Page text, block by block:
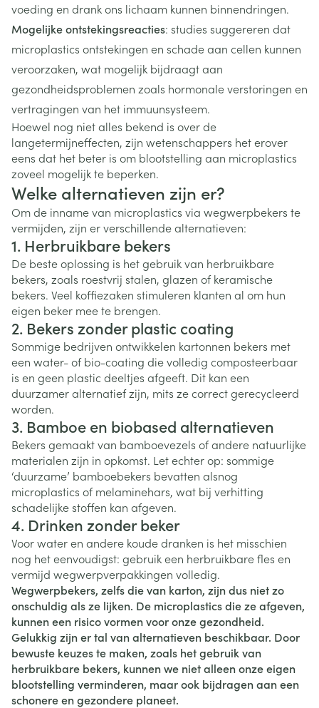
voeding en drank ons lichaam kunnen binnendringen.
Mogelijke ontstekingsreacties: studies suggereren dat
microplastics ontstekingen en schade aan cellen kunnen
veroorzaken, wat mogelijk bijdraagt aan
gezondheidsproblemen zoals hormonale verstoringen en
vertragingen van het immuunsysteem.
Hoewel nog niet alles bekend is over de
langetermijneffecten, zijn wetenschappers het erover
eens dat het beter is om blootstelling aan microplastics
zoveel mogelijk te beperken.
Welke alternatieven zijn er?
Om de inname van microplastics via wegwerpbekers te
vermijden, zijn er verschillende alternatieven:
1. Herbruikbare bekers
De beste oplossing is het gebruik van herbruikbare
bekers, zoals roestvrij stalen, glazen of keramische
bekers. Veel koffiezaken stimuleren klanten al om hun
eigen beker mee te brengen.
2. Bekers zonder plastic coating
Sommige bedrijven ontwikkelen kartonnen bekers met
een water- of bio-coating die volledig composteerbaar
is en geen plastic deeltjes afgeeft. Dit kan een
duurzamer alternatief zijn, mits ze correct gerecycleerd
worden.
3. Bamboe en biobased alternatieven
Bekers gemaakt van bamboevezels of andere natuurlijke
materialen zijn in opkomst. Let echter op: sommige
‘duurzame’ bamboebekers bevatten alsnog
microplastics of melaminehars, wat bij verhitting
schadelijke stoffen kan afgeven.
4. Drinken zonder beker
Voor water en andere koude dranken is het misschien
nog het eenvoudigst: gebruik een herbruikbare fles en
vermijd wegwerpverpakkingen volledig.
Wegwerpbekers, zelfs die van karton, zijn dus niet zo
onschuldig als ze lijken. De microplastics die ze afgeven,
kunnen een risico vormen voor onze gezondheid.
Gelukkig zijn er tal van alternatieven beschikbaar. Door
bewuste keuzes te maken, zoals het gebruik van
herbruikbare bekers, kunnen we niet alleen onze eigen
blootstelling verminderen, maar ook bijdragen aan een
schonere en gezondere planeet.